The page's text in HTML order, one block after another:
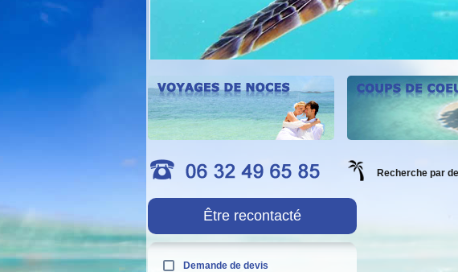
Recherche par
Être recontacté
Demande de devis